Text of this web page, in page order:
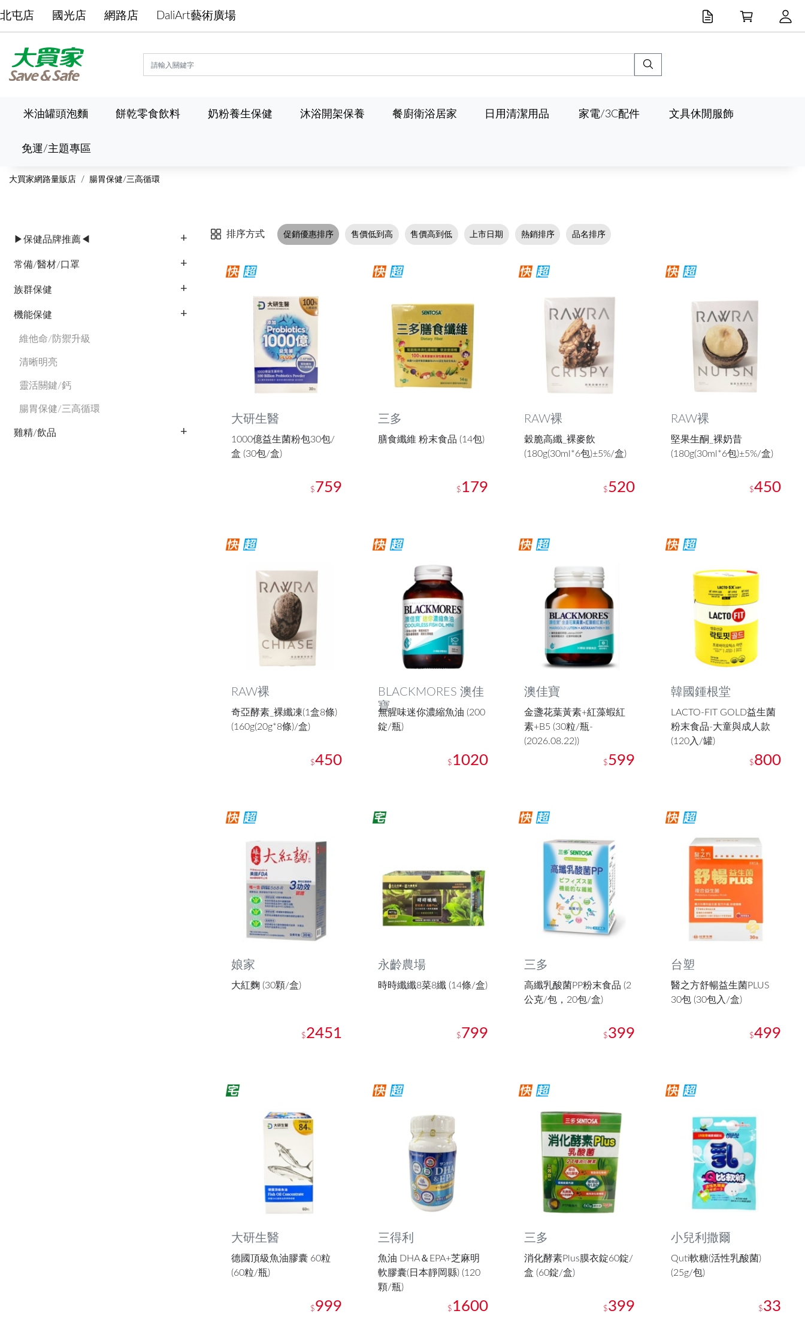
北屯店 國光店 網路店 DaliArt藝術廣場
米油罐頭泡麵 餅乾零食飲料 奶粉養生保健 沐浴開架保養 餐廚衛浴居家 日用清潔用品 家電/3C配件 文具休閒服飾
免運/主題專區
大買家網路量販店 腸胃保健/三高循環
▶保健品牌推薦◀
常備/醫材/口罩
族群保健
機能保健
維他命/防禦升級
清晰明亮
靈活關鍵/鈣
腸胃保健/三高循環
雞精/飲品
排序方式 促銷優惠排序 售價低到高 售價高到低 上市日期 熱銷排序 品名排序
大研生醫
1000億益生菌粉包30包/
盒 (30包/盒)
$759
三多
膳食纖維 粉末食品 (14包)
$ 179
RAW裸
穀脆高纖_裸麥飲
(180g(30ml*6包)±5%/盒)
$520
RAW裸
堅果生酮_裸奶昔
(180g(30ml*6包)±5%/盒)
$450
RAW裸
奇亞酵素_裸纖凍(1盒8條)
(160g(20g*8條)/盒)
$450
BLACKMORES 澳佳
寶
無腥味迷你濃縮魚油 (200
錠/瓶)
$ 1020
澳佳寶
金盞花葉黃素+紅藻蝦紅
素+B5 (30粒/瓶-
(2026.08.22))
$599
韓國鍾根堂
LACTO-FIT GOLD益生菌
粉末食品-大童與成人款
(120入/罐)
$800
娘家
大紅麴 (30顆/盒)
$2451
永齡農場
時時纖纖8菜8纖 (14條/盒)
$799
三多
高纖乳酸菌PP粉末食品 (2
公克/包，20包/盒)
$399
台塑
醫之方舒暢益生菌PLUS
30包 (30包入/盒)
$499
大研生醫
德國頂級魚油膠囊 60粒
(60粒/瓶)
$999
三得利
魚油 DHA＆EPA+芝麻明
軟膠囊(日本靜岡縣) (120
顆/瓶)
$ 1600
三多
消化酵素Plus膜衣錠60錠/
盒 (60錠/盒)
$399
小兒利撒爾
Quti軟糖(活性乳酸菌)
(25g/包)
$33